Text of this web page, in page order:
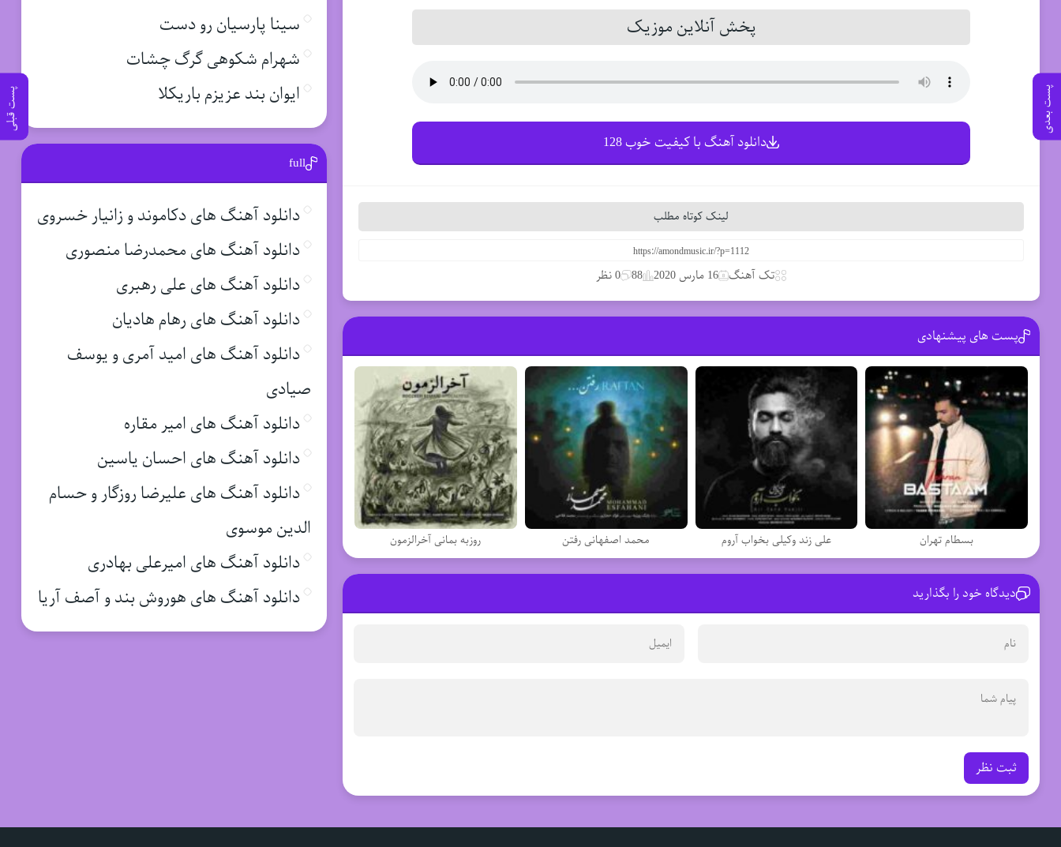
پست بعدی پست قبلی
پخش آنلاین موزیک
دانلود آهنگ با کیفیت خوب 128
لینک کوتاه مطلب
تک آهنگ 16 مارس 2020 88 0 نظر
پست های پیشنهادی
بسطام تهران علی زند وکیلی بخواب آروم محمد اصفهانی رفتن روزبه بمانی آخرالزمون
دیدگاه خود را بگذارید
ثبت نظر
سینا پارسیان رو دست
شهرام شکوهی گرگ چشات
ایوان بند عزیزم باریکلا
full
دانلود آهنگ های دکاموند و زانیار خسروی
دانلود آهنگ های محمدرضا منصوری
دانلود آهنگ های علی رهبری
دانلود آهنگ های رهام هادیان
دانلود آهنگ های امید آمری و یوسف
صیادی
دانلود آهنگ های امیر مقاره
دانلود آهنگ های احسان یاسین
دانلود آهنگ های علیرضا روزگار و حسام
الدین موسوی
دانلود آهنگ های امیرعلی بهادری
دانلود آهنگ های هوروش بند و آصف آریا